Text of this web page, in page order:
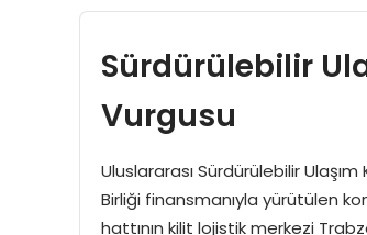
Sürdürülebilir
Vurgusu
Uluslararası Sürdürülebilir
Birliği finansmanıyla yürütülen
hattının kilit lojistik merkezi